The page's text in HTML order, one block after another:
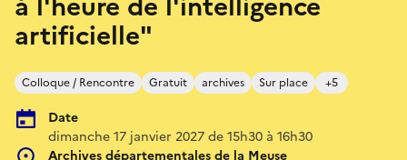
artificielle"
Colloque / Rencontre Gratuit archives Sur place +5
Date
dimanche 17 janvier 2027 de 15h30 à 16h30
Archives départementales de la Meuse